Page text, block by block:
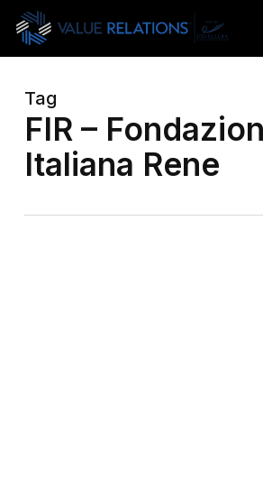
Skip
main
Tag
FIR –
Italiana Rene